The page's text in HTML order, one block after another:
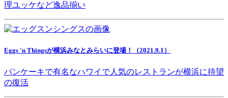
理ユッケなど逸品揃い
Eggs 'n Thingsが横浜みなとみらいに登場！（2021.9.1）
パンケーキで有名なハワイで人気のレストランが横浜に待望
の復活